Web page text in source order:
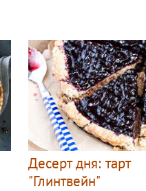
Десерт дня: тарт
"Глинтвейн"